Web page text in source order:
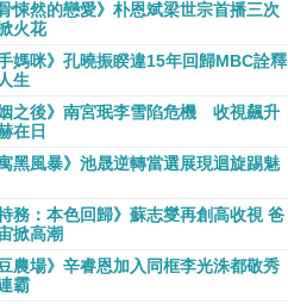
骨悚然的戀愛》朴恩斌梁世宗首播三次
火花
手媽咪》孔曉振睽違15年回歸MBC詮釋
生
姻之後》南宮珉李雪陷危機 收視飆升
在日
寓黑風暴》池晟逆轉當選展現迴旋踢魅
特務：本色回歸》蘇志燮再創高收視 爸
掀高潮
豆農場》辛睿恩加入同框李光洙都敬秀
霸